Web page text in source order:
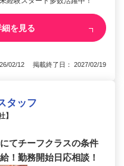
細を見る
02/12 掲載終了日： 2027/02/19
タッフ
てチーフクラスの条件
！勤務開始日応相談！